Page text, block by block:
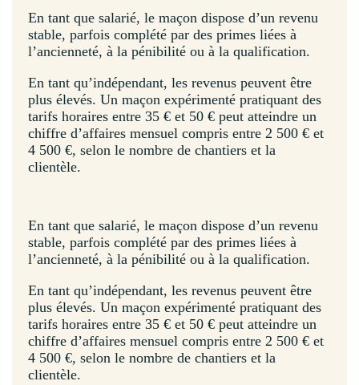
En tant que salarié, le maçon dispose d’un revenu
stable, parfois complété par des primes liées à
l’ancienneté, à la pénibilité ou à la qualification.
En tant qu’indépendant, les revenus peuvent être
plus élevés. Un maçon expérimenté pratiquant des
tarifs horaires entre 35 € et 50 € peut atteindre un
chiffre d’affaires mensuel compris entre 2 500 € et
4 500 €, selon le nombre de chantiers et la
clientèle.
En tant que salarié, le maçon dispose d’un revenu
stable, parfois complété par des primes liées à
l’ancienneté, à la pénibilité ou à la qualification.
En tant qu’indépendant, les revenus peuvent être
plus élevés. Un maçon expérimenté pratiquant des
tarifs horaires entre 35 € et 50 € peut atteindre un
chiffre d’affaires mensuel compris entre 2 500 € et
4 500 €, selon le nombre de chantiers et la
clientèle.